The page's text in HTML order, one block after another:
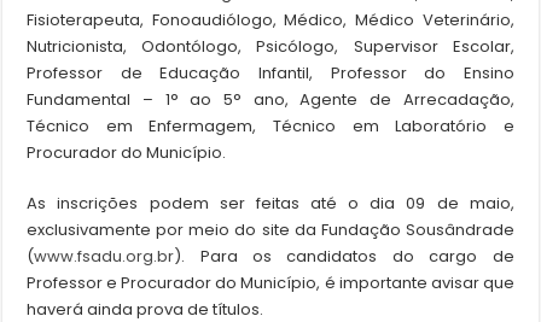
Fisioterapeuta, Fonoaudiólogo, Médico, Médico Veterinário,
Nutricionista, Odontólogo, Psicólogo, Supervisor Escolar,
Professor de Educação Infantil, Professor do Ensino
Fundamental – 1° ao 5° ano, Agente de Arrecadação,
Técnico em Enfermagem, Técnico em Laboratório e
Procurador do Município.
As inscrições podem ser feitas até o dia 09 de maio,
exclusivamente por meio do site da Fundação Sousândrade
(www.fsadu.org.br). Para os candidatos do cargo de
Professor e Procurador do Município, é importante avisar que
haverá ainda prova de títulos.